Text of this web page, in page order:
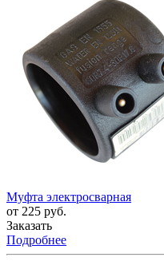
Муфта электросварная
от 225 руб.
Заказать
Подробнее